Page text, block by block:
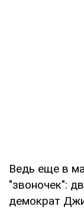
Ведь еще в
"звоночек":
демократ